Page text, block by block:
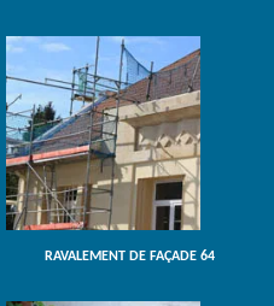
RAVALEMENT DE FAÇADE 64